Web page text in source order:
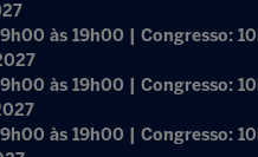
às 19h00 | Congresso:
às 19h00 | Congresso:
às 19h00 | Congresso: